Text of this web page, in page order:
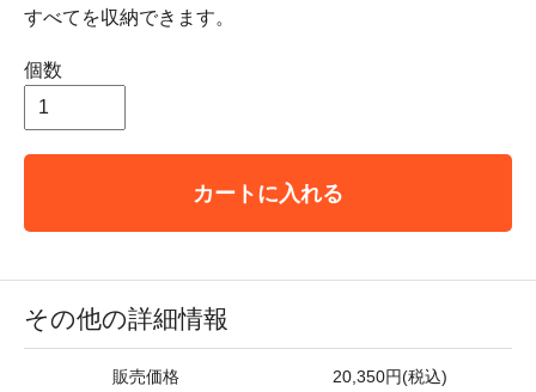
すべてを収納できます。
個数
カートに入れる
その他の詳細情報
販売価格 20,350円(税込)